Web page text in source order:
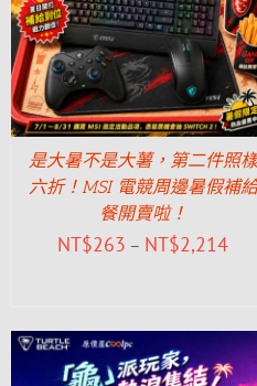
是大暑不是大薯，第二件照樣
六折！MSI 電競周邊暑假補給
餐開賣啦！
NT$263 – NT$2,214